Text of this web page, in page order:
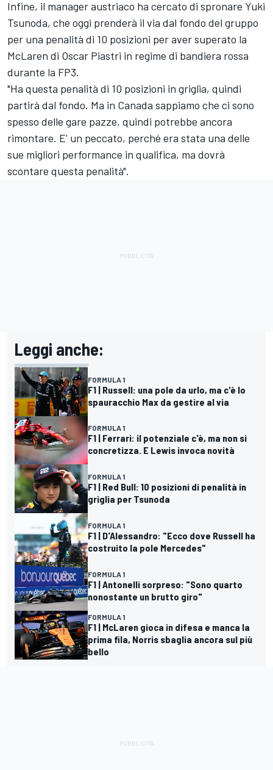
Infine, il manager austriaco ha cercato di spronare Yuki
Tsunoda, che oggi prenderà il via dal fondo del gruppo
per una penalità di 10 posizioni per aver superato la
McLaren di Oscar Piastri in regime di bandiera rossa
durante la FP3.
"Ha questa penalità di 10 posizioni in griglia, quindi
partirà dal fondo. Ma in Canada sappiamo che ci sono
spesso delle gare pazze, quindi potrebbe ancora
rimontare. E' un peccato, perché era stata una delle
sue migliori performance in qualifica, ma dovrà
scontare questa penalità".
Leggi anche:
FORMULA 1
F1 | Russell: una pole da urlo, ma c'è lo
spauracchio Max da gestire al via
FORMULA 1
F1 | Ferrari: il potenziale c'è, ma non si
concretizza. E Lewis invoca novità
FORMULA 1
F1 | Red Bull: 10 posizioni di penalità in
griglia per Tsunoda
FORMULA 1
F1 | D'Alessandro: "Ecco dove Russell ha
costruito la pole Mercedes"
FORMULA 1
F1 | Antonelli sorpreso: "Sono quarto
nonostante un brutto giro"
FORMULA 1
F1 | McLaren gioca in difesa e manca la
prima fila, Norris sbaglia ancora sul più
bello